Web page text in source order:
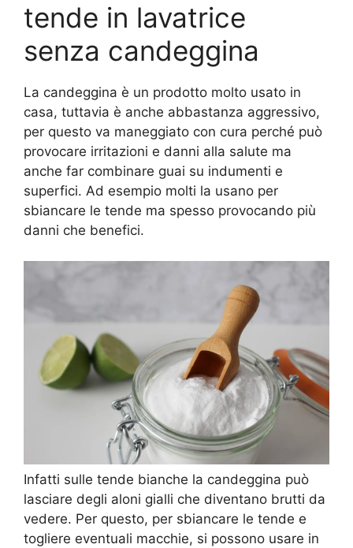
tende in lavatrice
senza candeggina
La candeggina è un prodotto molto usato in
casa, tuttavia è anche abbastanza aggressivo,
per questo va maneggiato con cura perché può
provocare irritazioni e danni alla salute ma
anche far combinare guai su indumenti e
superfici. Ad esempio molti la usano per
sbiancare le tende ma spesso provocando più
danni che benefici.
Infatti sulle tende bianche la candeggina può
lasciare degli aloni gialli che diventano brutti da
vedere. Per questo, per sbiancare le tende e
togliere eventuali macchie, si possono usare in